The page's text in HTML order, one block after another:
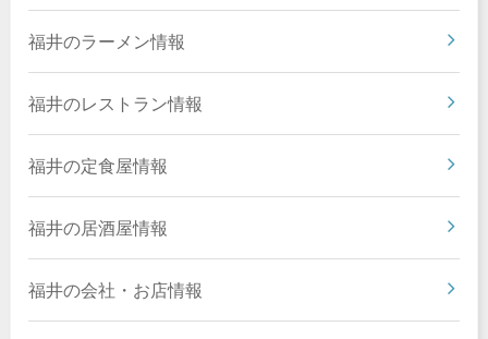
福井のラーメン情報
福井のレストラン情報
福井の定食屋情報
福井の居酒屋情報
福井の会社・お店情報